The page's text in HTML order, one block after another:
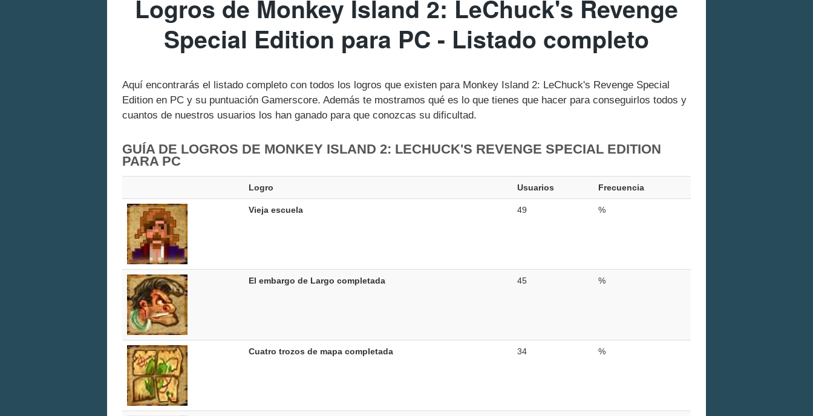
Logros de Monkey Island 2: LeChuck's Revenge
Special Edition para PC - Listado completo
Aquí encontrarás el listado completo con todos los logros que existen para Monkey Island 2: LeChuck's Revenge Special
Edition en PC y su puntuación Gamerscore. Además te mostramos qué es lo que tienes que hacer para conseguirlos todos y
cuantos de nuestros usuarios los han ganado para que conozcas su dificultad.
GUÍA DE LOGROS DE MONKEY ISLAND 2: LECHUCK'S REVENGE SPECIAL EDITION
PARA PC
Logro Usuarios Frecuencia
Vieja escuela 49 %
El embargo de Largo completada 45 %
Cuatro trozos de mapa completada 34 %